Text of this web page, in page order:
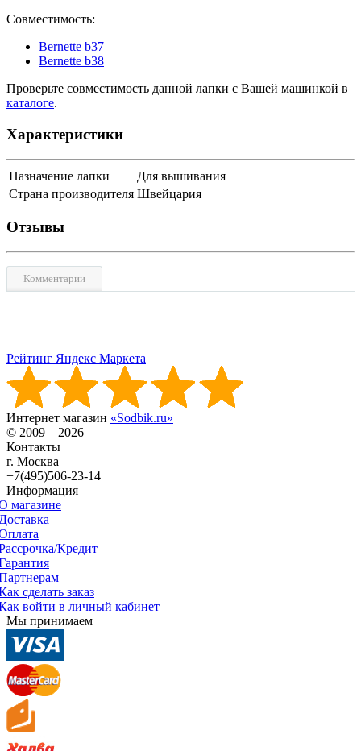
Совместимость:
Bernette b37
Bernette b38
Проверьте совместимость данной лапки с Вашей машинкой в
каталоге.
Характеристики
Назначение лапки
Для вышивания
Страна производителя Швейцария
Отзывы
Комментарии
Рейтинг Яндекс Маркета
Интернет магазин «Sodbik.ru»
© 2009—2026
Контакты
г. Москва
+7(495)506-23-14
Информация
магазине
Кредит
сделать заказ
войти в личный кабинет
Мы принимаем